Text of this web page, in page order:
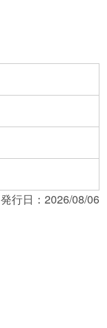
発行日：2026/08/06